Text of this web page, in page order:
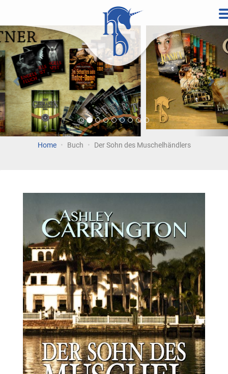
InhaltVorherige
Home Buch Der Sohn des Muschelhändlers